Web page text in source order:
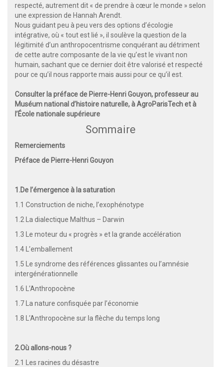
respecté, autrement dit « de prendre à cœur le monde » selon
une expression de Hannah Arendt.
Nous guidant peu à peu vers des options d’écologie
intégrative, où « tout est lié », il soulève la question de la
légitimité d’un anthropocentrisme conquérant au détriment
de cette autre composante de la vie qu’est le vivant non
humain, sachant que ce dernier doit être valorisé et respecté
pour ce qu’il nous rapporte mais aussi pour ce qu’il est.
Consulter la préface de Pierre-Henri Gouyon, professeur au
Muséum national d’histoire naturelle, à AgroParisTech et à
l’École nationale supérieure
Sommaire
Remerciements
Préface de Pierre-Henri Gouyon
1.De l’émergence à la saturation
1.1 Construction de niche, l’exophénotype
1.2 La dialectique Malthus – Darwin
1.3
Le moteur du « progrès » et la grande accélération
1.4
L’emballement
1.5
Le syndrome des références glissantes ou l’amnésie
intergénérationnelle
1.6
L’Anthropocène
1.7
La nature confisquée par l’économie
1.8
L’Anthropocène sur la flèche du temps long
2.Où allons-nous ?
2.1
Les racines du désastre